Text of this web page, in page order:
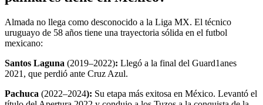
Almada no llega como desconocido a la Liga MX. El técnico
uruguayo de 58 años tiene una trayectoria sólida en el futbol
mexicano:
Santos Laguna (2019–2022): Llegó a la final del Guard1anes
2021, que perdió ante Cruz Azul.
Pachuca (2022–2024): Su etapa más exitosa en México. Levantó el